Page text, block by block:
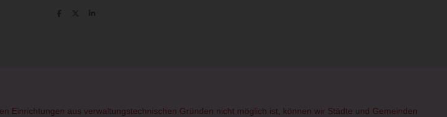
T
T
T
Einrichtungen aus verwaltungstechnischen Gründen nicht möglich ist, können wir Städte und Gemeinden